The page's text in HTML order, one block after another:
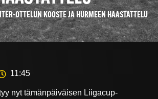
OTTELUN KOOSTE JA HURMEEN HAASTATTELU
11:45
nyt tämänpäiväisen Liigacup-